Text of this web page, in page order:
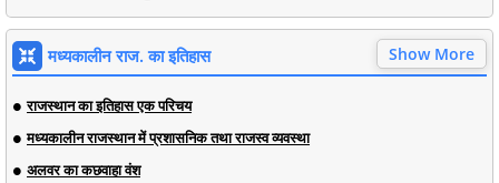
मध्यकालीन राज. का इतिहास Show More
राजस्थान का इतिहास एक परिचय
मध्यकालीन राजस्थान में प्रशासनिक तथा राजस्व व्यवस्था
अलवर का कछवाहा वंश